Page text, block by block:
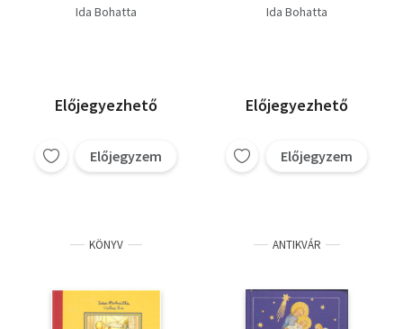
Ida Bohatta
Előjegyezhető
Előjegyzem
Ida Bohatta
Előjegyezhető
Előjegyzem
KÖNYV ANTIKVÁR